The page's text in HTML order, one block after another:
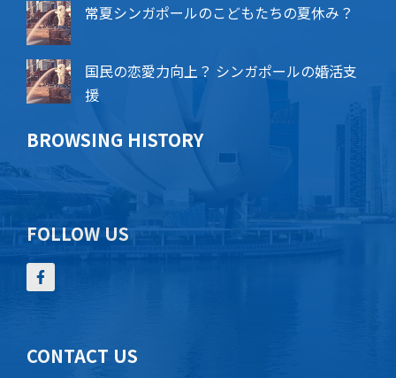
常夏シンガポールのこどもたちの夏休み？
国民の恋愛力向上？ シンガポールの婚活支
援
BROWSING HISTORY
FOLLOW US
CONTACT US